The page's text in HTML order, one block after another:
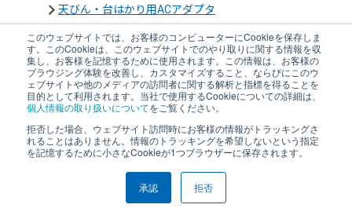
このウェブサイトでは、お客様のコンピューターにCookieを保存しま
す。このCookieは、このウェブサイトでのやり取りに関する情報を収
集し、お客様を記憶するために使用されます。この情報は、お客様の
ブラウジング体験を改善し、カスタマイズすること、ならびにこのウ
ェブサイトや他のメディアの訪問者に関する解析と指標を得ることを
目的として利用されます。当社で使用するCookieについての詳細は、
個人情報の取り扱いについてをご覧ください。
拒否した場合、ウェブサイト訪問時にお客様の情報がトラッキングさ
れることはありません。情報のトラッキングを希望しないという指定
を記憶するために小さなCookieが1つブラウザーに保存されます。
承認 拒否
天びん・台はかり用ACアダプタ
インタフェース HVW-13
大型ローラコンベア